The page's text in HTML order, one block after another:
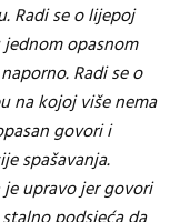
Radi se o lijepoj
opasnom
Radi se o
na kojoj više nema
govori i
spašavanja.
upravo jer govori